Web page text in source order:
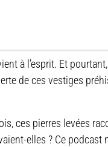
à l’esprit. Et
de ces vestiges
ces pierres levées
elles ? Ce podcast